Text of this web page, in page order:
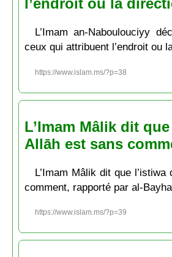
l’endroit ou la
L’Imam an-Naboulouciyy
ceux qui attribuent l’endroit ou
https://www.islam.ms/?p=38
L’Imam Mâlik dit
Allāh est sans
L’Imam Mâlik dit que
comment, rapporté par al-
https://www.islam.ms/?p=39